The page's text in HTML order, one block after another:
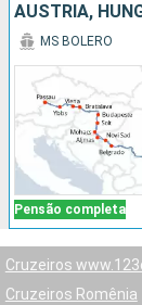
Pensão completa
MS BOLERO
Cruzeiros
Cruzeiros Romênia